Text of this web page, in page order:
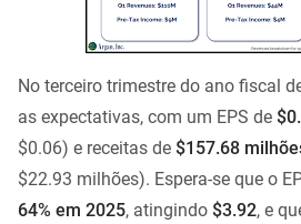
No terceiro trimestre do ano fiscal
as expectativas, com um EPS de
$0.06) e receitas de $157.68
$22.93 milhões). Espera-se que o
64% em 2025, atingindo $3.92, e